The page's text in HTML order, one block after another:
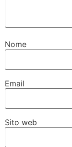
Nome
Email
Sito web